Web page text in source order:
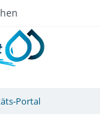
Portal